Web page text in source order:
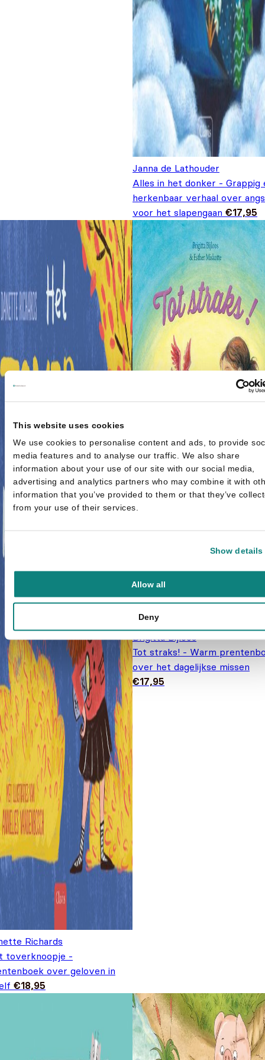
This website uses cookies
We use cookies to personalise content and ads, to provide
media features and to analyse our traffic. We also share
information about your use of our site with our social media,
advertising and analytics partners who may combine it with
information that you’ve provided to them or that they’ve
from your use of their services.
Show details
Allow all
Deny
Janna de Lathouder
Alles in het donker - Grappig
herkenbaar verhaal over
voor het slapengaan €17,95
Richards
toverknoopje -
over geloven in
€18,95
Brigitta Bijloos
Tot straks! - Warm
over het dagelijkse missen
€17,95